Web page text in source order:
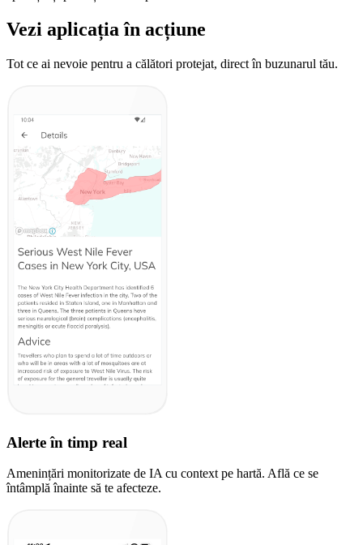
Vezi aplicația în acțiune
Tot ce ai nevoie pentru a călători protejat, direct în buzunarul tău.
Alerte în timp real
Amenințări monitorizate de IA cu context pe hartă. Află ce se
întâmplă înainte să te afecteze.